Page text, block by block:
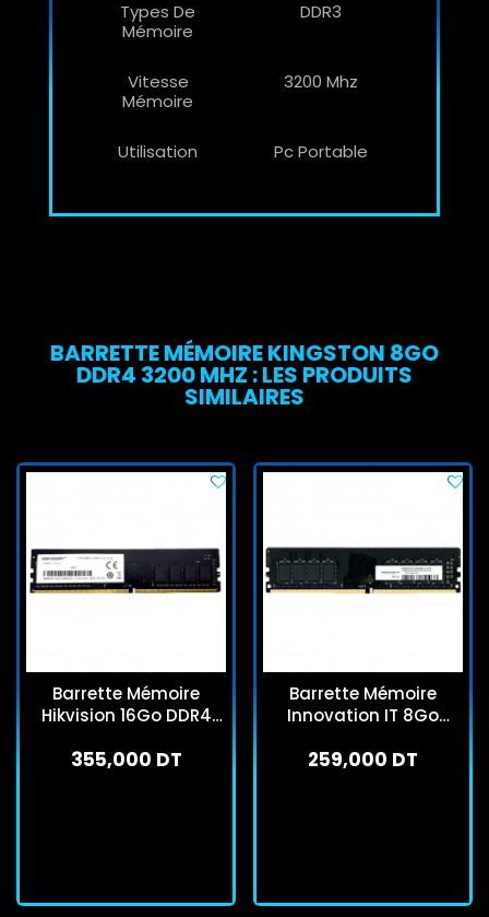
Types De
Mémoire
DDR3
Vitesse
Mémoire
3200 Mhz
Utilisation Pc Portable
BARRETTE MÉMOIRE KINGSTON 8GO
DDR4 3200 MHZ : LES PRODUITS
SIMILAIRES
Barrette Mémoire
Hikvision 16Go DDR4
355,000 DT
Barrette Mémoire
Innovation IT 8Go
259,000 DT